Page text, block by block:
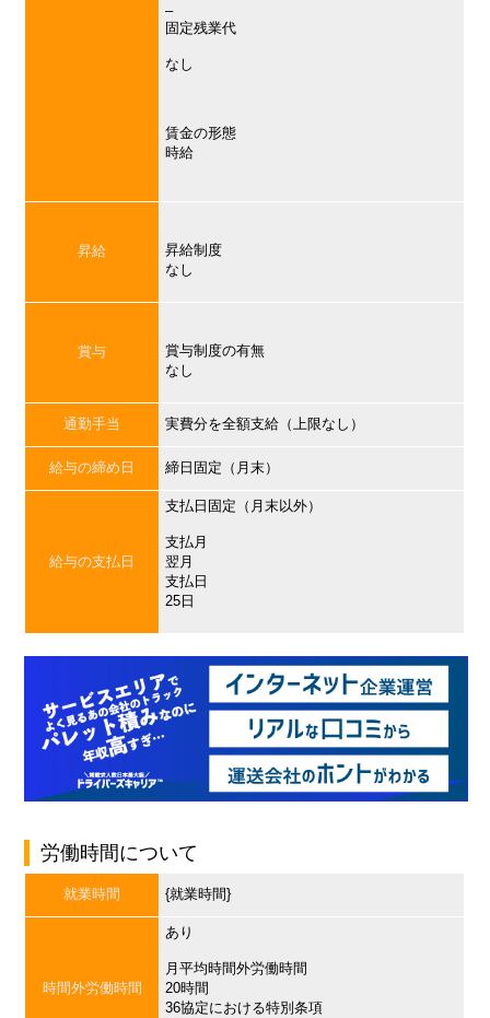
–
固定残業代
なし
賃金の形態
時給
昇給
昇給制度
なし
賞与
賞与制度の有無
なし
通勤手当 実費分を全額支給（上限なし）
給与の締め日 締日固定（月末）
給与の支払日
支払日固定（月末以外）
支払月
翌月
支払日
25日
労働時間について
就業時間 {就業時間}
時間外労働時間
あり
月平均時間外労働時間
20時間
36協定における特別条項